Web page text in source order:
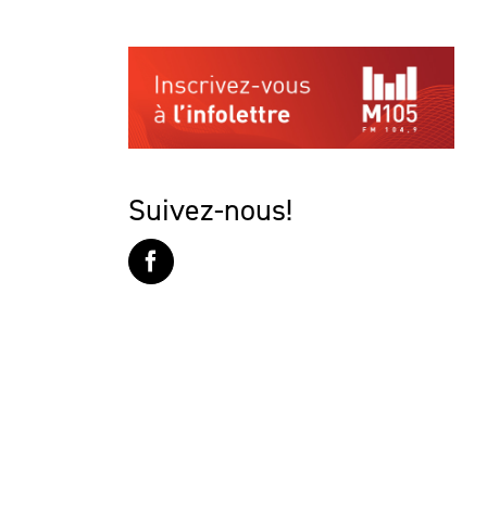
Suivez-nous!